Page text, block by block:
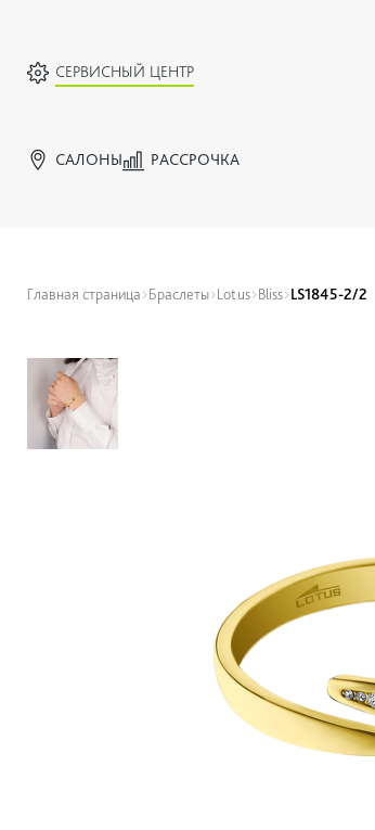
СЕРВИСНЫЙ ЦЕНТР
САЛОНЫ РАССРОЧКА
Главная страница Браслеты Lotus Bliss LS1845-2/2